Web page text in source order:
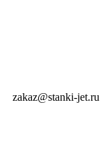
zakaz@stanki-jet.ru